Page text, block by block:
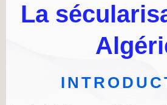
La